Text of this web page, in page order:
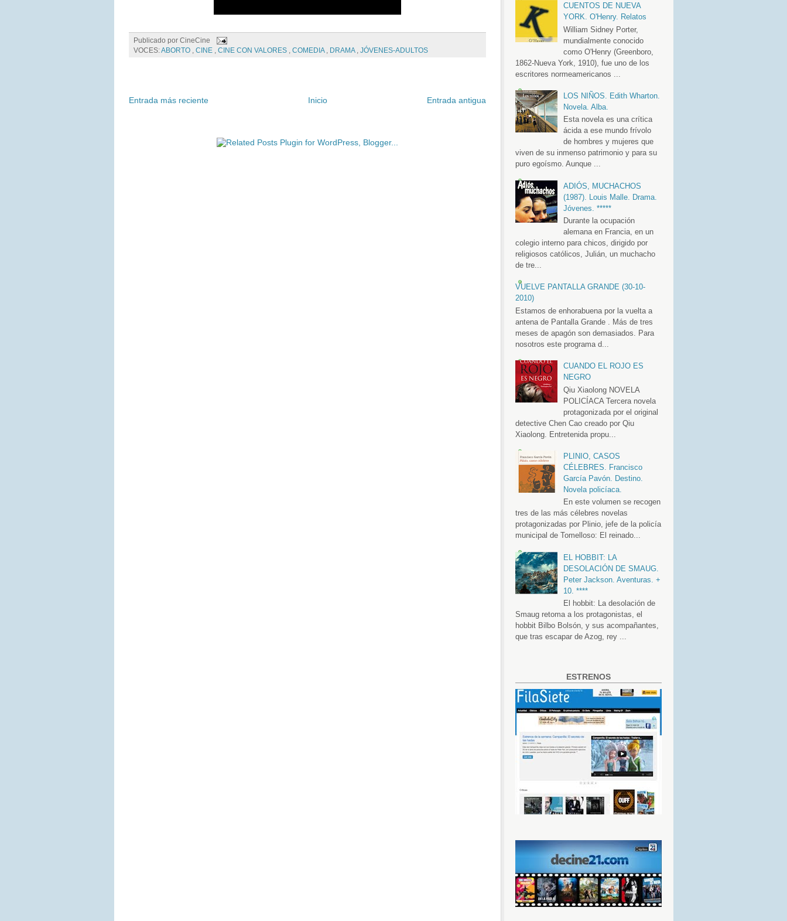
Publicado por CineCine
VOCES:ABORTO , CINE , CINE CON VALORES , COMEDIA , DRAMA , JÓVENES-ADULTOS
Entrada más reciente Entrada antigua
Inicio
CUENTOS DE NUEVA
YORK. O'Henry. Relatos
William Sidney Porter,
mundialmente conocido
como O'Henry (Greenboro,
1862-Nueva York, 1910), fue uno de los
escritores normeamericanos ...
LOS NIÑOS. Edith Wharton.
Novela. Alba.
Esta novela es una crítica
ácida a ese mundo frívolo
de hombres y mujeres que
viven de su inmenso patrimonio y para su
puro egoísmo. Aunque ...
ADIÓS, MUCHACHOS
(1987). Louis Malle. Drama.
Jóvenes. *****
Durante la ocupación
alemana en Francia, en un
colegio interno para chicos, dirigido por
religiosos católicos, Julián, un muchacho
de tre...
VUELVE PANTALLA GRANDE (30-10-
2010)
Estamos de enhorabuena por la vuelta a
antena de Pantalla Grande . Más de tres
meses de apagón son demasiados. Para
nosotros este programa d...
CUANDO EL ROJO ES
NEGRO
Qiu Xiaolong NOVELA
POLICÍACA Tercera novela
protagonizada por el original
detective Chen Cao creado por Qiu
Xiaolong. Entretenida propu...
PLINIO, CASOS
CÉLEBRES. Francisco
García Pavón. Destino.
Novela policíaca.
En este volumen se recogen
tres de las más célebres novelas
protagonizadas por Plinio, jefe de la policía
municipal de Tomelloso: El reinado...
EL HOBBIT: LA
DESOLACIÓN DE SMAUG.
Peter Jackson. Aventuras. +
10. ****
El hobbit: La desolación de
Smaug retoma a los protagonistas, el
hobbit Bilbo Bolsón, y sus acompañantes,
que tras escapar de Azog, rey ...
ESTRENOS